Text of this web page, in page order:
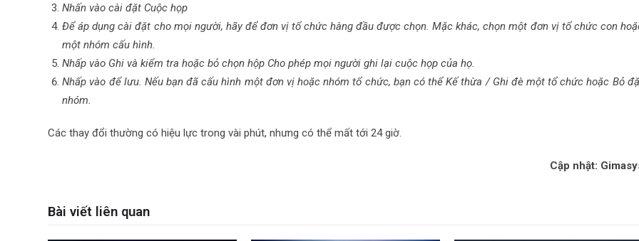
Nhấn vào cài đặt Cuộc họp
Để áp dụng cài đặt cho mọi người, hãy để đơn vị tổ chức hàng đầu được chọn. Mặc khác, chọn một đơn vị tổ chức con
một nhóm cấu hình.
Nhấp vào Ghi và kiểm tra hoặc bỏ chọn hộp Cho phép mọi người ghi lại cuộc họp của họ.
Nhấp vào để lưu. Nếu bạn đã cấu hình một đơn vị hoặc nhóm tổ chức, bạn có thể Kế thừa / Ghi đè một tổ chức hoặc Bỏ
nhóm.
Các thay đổi thường có hiệu lực trong vài phút, nhưng có thể mất tới 24 giờ.
Cập nhật:
Bài viết liên quan